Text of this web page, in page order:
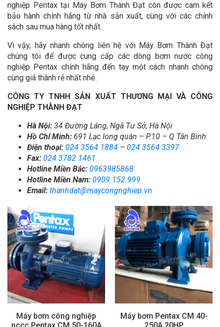
nghiệp Pentax tại Máy Bơm Thành Đạt còn được cam kết
bảo hành chính hãng từ nhà sản xuất, cùng với các chính
sách sau mua hàng tốt nhất.
Vì vậy, hãy nhanh chóng liên hệ với Máy Bơm Thành Đạt
chúng tôi để được cung cấp các dòng bơm nước công
nghiệp Pentax chính hãng đến tay một cách nhanh chóng
cùng giá thành rẻ nhất nhé.
CÔNG TY TNHH SẢN XUẤT THƯƠNG MẠI VÀ CÔNG
NGHIỆP THÀNH ĐẠT
Hà Nội: 34 Đường Láng, Ngã Tư Sở, Hà Nội
Hồ Chí Minh: 691 Lạc long quân – P.10 – Q Tân Bình
Điện thoại: 024 3564 1884 – 024 3564 3397
Fax: 024 3782 1461
Hotline Miền Bắc: 0963985868
Hotline Miền Nam: 0909 152 999
Email: thanhdat@maycongnghiep.vn
Máy bơm công nghiệp
Máy bơm Pentax CM 40-